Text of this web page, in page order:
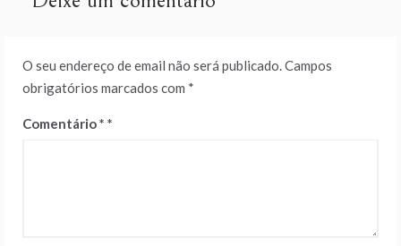
O seu endereço de email não será publicado.Campos
obrigatórios marcados com *
Comentário*